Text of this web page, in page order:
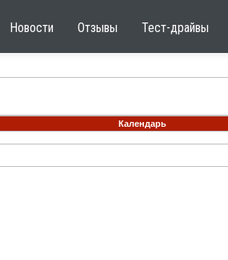
Новости Отзывы Тест-драйвы
Календарь